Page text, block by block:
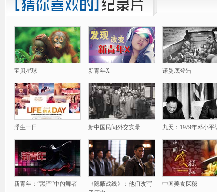
宝贝星球 新青年X 诺曼底登陆
浮生一日 新中国民间外交实录 九天：1979年邓小平
新青年：“黑暗”中的舞者
《隐蔽战线》：他们改写
中国美食探秘